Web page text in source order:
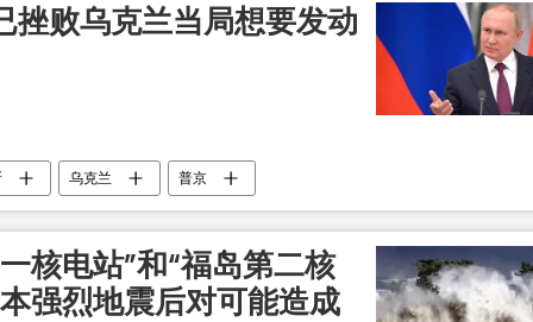
挫败乌克兰当局想要发动
乌克兰 普京
核电站”和“福岛第二核
强烈地震后对可能造成